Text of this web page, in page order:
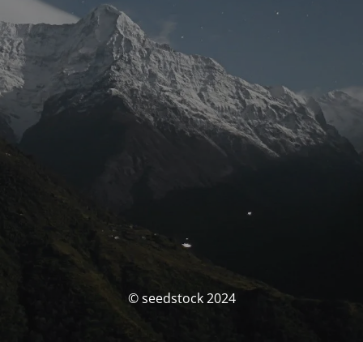
© seedstock 2024